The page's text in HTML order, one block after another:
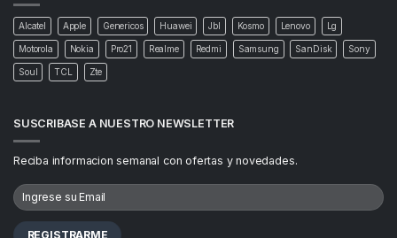
Alcatel Apple Genericos Huawei Jbl Kosmo Lenovo Lg
Motorola Nokia Pro21 Realme Redmi Samsung SanDisk Sony
Soul TCL Zte
SUSCRIBASE A NUESTRO NEWSLETTER
Reciba informacion semanal con ofertas y novedades.